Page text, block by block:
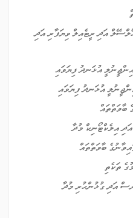
އަދި ރީޓެއިލް ވިޔަފާރި އަދި
އުޅަނދު ފިޔަވައި
އުޅަނދު ފިޔަވައި
ބާވަތްތައް
އިލެކްޓޯނިކް މުދާ
ބާވަތްތައް
ތަކެތި
އަދި ގުޅުންހުރި މުދާ